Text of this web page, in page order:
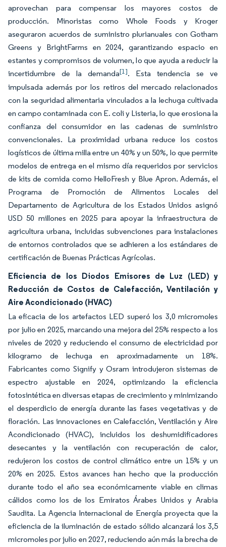
aprovechan para compensar los mayores costos de
producción. Minoristas como Whole Foods y Kroger
aseguraron acuerdos de suministro plurianuales con Gotham
Greens y BrightFarms en 2024, garantizando espacio en
estantes y compromisos de volumen, lo que ayuda a reducir la
incertidumbre de la demanda[1]. Esta tendencia se ve
impulsada además por los retiros del mercado relacionados
con la seguridad alimentaria vinculados a la lechuga cultivada
en campo contaminada con E. coli y Listeria, lo que erosiona la
confianza del consumidor en las cadenas de suministro
convencionales. La proximidad urbana reduce los costos
logísticos de última milla entre un 40% y un 50%, lo que permite
modelos de entrega en el mismo día requeridos por servicios
de kits de comida como HelloFresh y Blue Apron. Además, el
Programa de Promoción de Alimentos Locales del
Departamento de Agricultura de los Estados Unidos asignó
USD 50 millones en 2025 para apoyar la infraestructura de
agricultura urbana, incluidas subvenciones para instalaciones
de entornos controlados que se adhieren a los estándares de
certificación de Buenas Prácticas Agrícolas.
Eficiencia de los Diodos Emisores de Luz (LED) y
Reducción de Costos de Calefacción, Ventilación y
Aire Acondicionado (HVAC)
La eficacia de los artefactos LED superó los 3,0 micromoles
por julio en 2025, marcando una mejora del 25% respecto a los
niveles de 2020 y reduciendo el consumo de electricidad por
kilogramo de lechuga en aproximadamente un 18%.
Fabricantes como Signify y Osram introdujeron sistemas de
espectro ajustable en 2024, optimizando la eficiencia
fotosintética en diversas etapas de crecimiento y minimizando
el desperdicio de energía durante las fases vegetativas y de
floración. Las innovaciones en Calefacción, Ventilación y Aire
Acondicionado (HVAC), incluidos los deshumidificadores
desecantes y la ventilación con recuperación de calor,
redujeron los costos de control climático entre un 15% y un
20% en 2025. Estos avances han hecho que la producción
durante todo el año sea económicamente viable en climas
cálidos como los de los Emiratos Árabes Unidos y Arabia
Saudita. La Agencia Internacional de Energía proyecta que la
eficiencia de la iluminación de estado sólido alcanzará los 3,5
micromoles por julio en 2027, reduciendo aún más la brecha de